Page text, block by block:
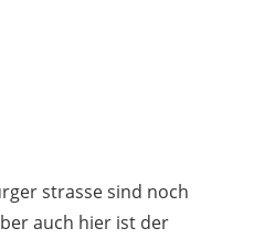
strasse sind noch
auch hier ist der